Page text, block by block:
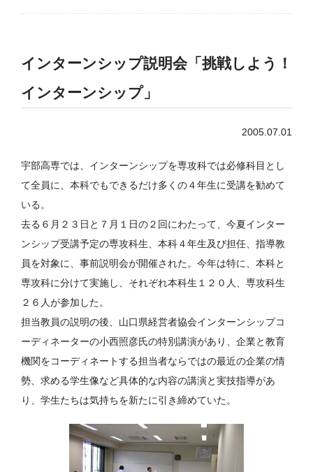
インターンシップ説明会「挑戦しよう！
インターンシップ」
2005.07.01
宇部高専では、インターンシップを専攻科では必修科目とし
て全員に、本科でもできるだけ多くの４年生に受講を勧めて
いる。
去る６月２３日と７月１日の２回にわたって、今夏インター
ンシップ受講予定の専攻科生、本科４年生及び担任、指導教
員を対象に、事前説明会が開催された。今年は特に、本科と
専攻科に分けて実施し、それぞれ本科生１２０人、専攻科生
２６人が参加した。
担当教員の説明の後、山口県経営者協会インターンシップコ
ーディネーターの小西照彦氏の特別講演があり、企業と教育
機関をコーディネートする担当者ならではの最近の企業の情
勢、求める学生像など具体的な内容の講演と実技指導があ
り、学生たちは気持ちを新たに引き締めていた。